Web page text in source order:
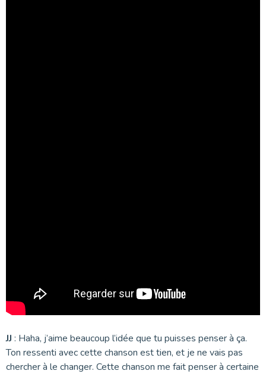
JJ : Haha, j’aime beaucoup l’idée que tu puisses penser à ça.
Ton ressenti avec cette chanson est tien, et je ne vais pas
chercher à le changer. Cette chanson me fait penser à certaine